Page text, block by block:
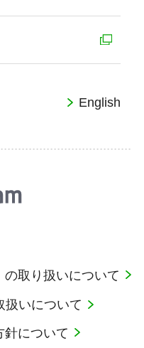
English
取り扱いについて
扱いについて
針について